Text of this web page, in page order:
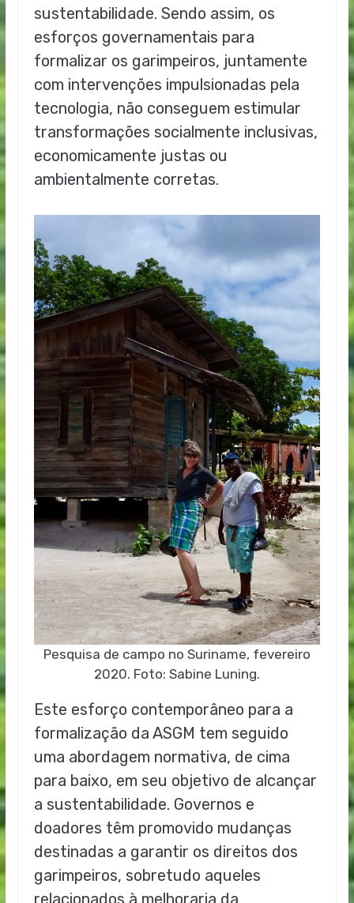
sustentabilidade. Sendo assim, os
esforços governamentais para
formalizar os garimpeiros, juntamente
com intervenções impulsionadas pela
tecnologia, não conseguem estimular
transformações socialmente inclusivas,
economicamente justas ou
ambientalmente corretas.
Pesquisa de campo no Suriname, fevereiro
2020. Foto: Sabine Luning.
Este esforço contemporâneo para a
formalização da ASGM tem seguido
uma abordagem normativa, de cima
para baixo, em seu objetivo de alcançar
a sustentabilidade. Governos e
doadores têm promovido mudanças
destinadas a garantir os direitos dos
garimpeiros, sobretudo aqueles
relacionados à melhoraria da